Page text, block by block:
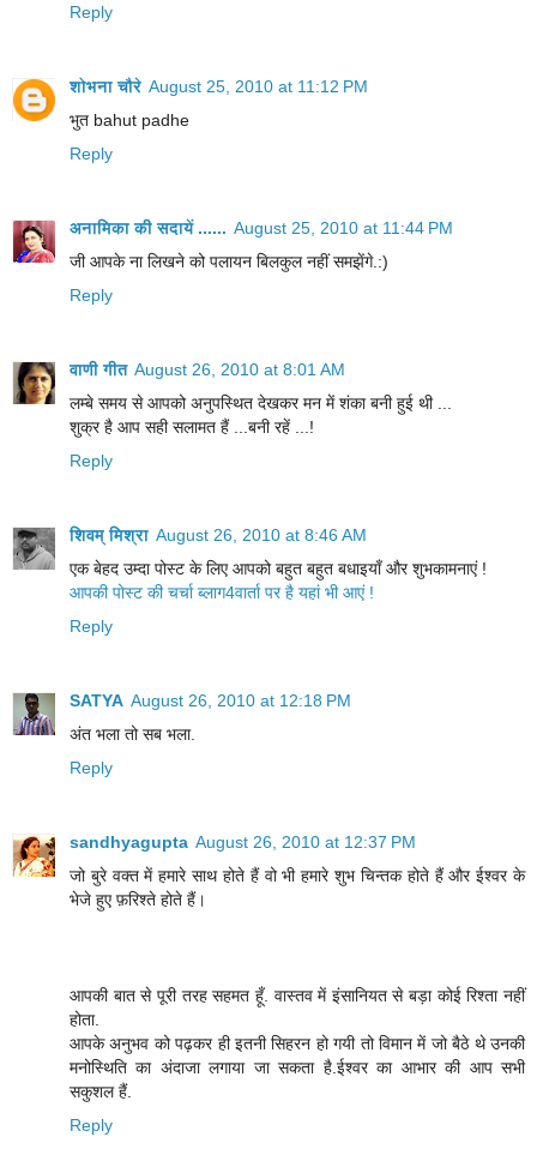
Reply
शोभना चौरे August 25, 2010 at 11:12 PM
भुत bahut padhe
Reply
अनामिका की सदायें ...... August 25, 2010 at 11:44 PM
जी आपके ना लिखने को पलायन बिलकुल नहीं समझेंगे.:)
Reply
वाणी गीत August 26, 2010 at 8:01 AM
लम्बे समय से आपको अनुपस्थित देखकर मन में शंका बनी हुई थी ...
शुक्र है आप सही सलामत हैं ...बनी रहें ...!
Reply
शिवम् मिश्रा August 26, 2010 at 8:46 AM
एक बेहद उम्दा पोस्ट के लिए आपको बहुत बहुत बधाइयाँ और शुभकामनाएं !
आपकी पोस्ट की चर्चा ब्लाग4वार्ता पर है यहां भी आएं !
Reply
SATYA August 26, 2010 at 12:18 PM
अंत भला तो सब भला.
Reply
sandhyagupta August 26, 2010 at 12:37 PM
जो बुरे वक्त में हमारे साथ होते हैं वो भी हमारे शुभ चिन्तक होते हैं और ईश्वर के
भेजे हुए फ़रिश्ते होते हैं।
आपकी बात से पूरी तरह सहमत हूँ. वास्तव में इंसानियत से बड़ा कोई रिश्ता नहीं
होता.
आपके अनुभव को पढ़कर ही इतनी सिहरन हो गयी तो विमान में जो बैठे थे उनकी
मनोस्थिति का अंदाजा लगाया जा सकता है.ईश्वर का आभार की आप सभी
सकुशल हैं.
Reply